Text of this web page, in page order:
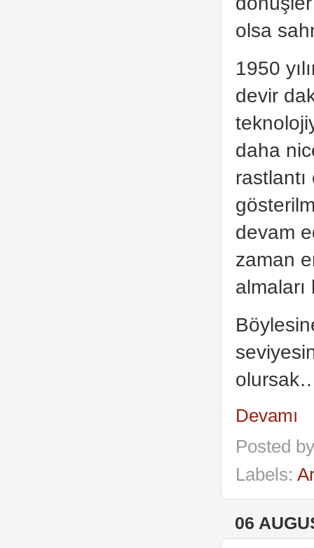
olsa
1950
devir
daha
devam
zaman
Devamı
Posted
Labels:
06